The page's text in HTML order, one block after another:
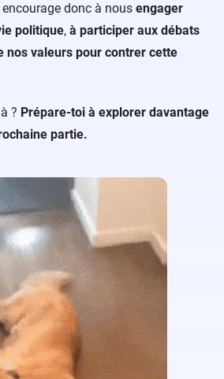
donc à nous engager
politique, à participer aux débats
nos valeurs pour contrer cette
? Prépare-toi à explorer davantage
partie.